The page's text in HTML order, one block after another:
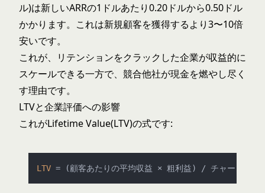
ル)は新しいARRの1ドルあたり0.20ドルから0.50ドル
かかります。これは新規顧客を獲得するより3〜10倍
安いです。
これが、リテンションをクラックした企業が収益的に
スケールできる一方で、競合他社が現金を燃やし尽く
す理由です。
LTVと企業評価への影響
これがLifetime Value(LTV)の式です:
LTV